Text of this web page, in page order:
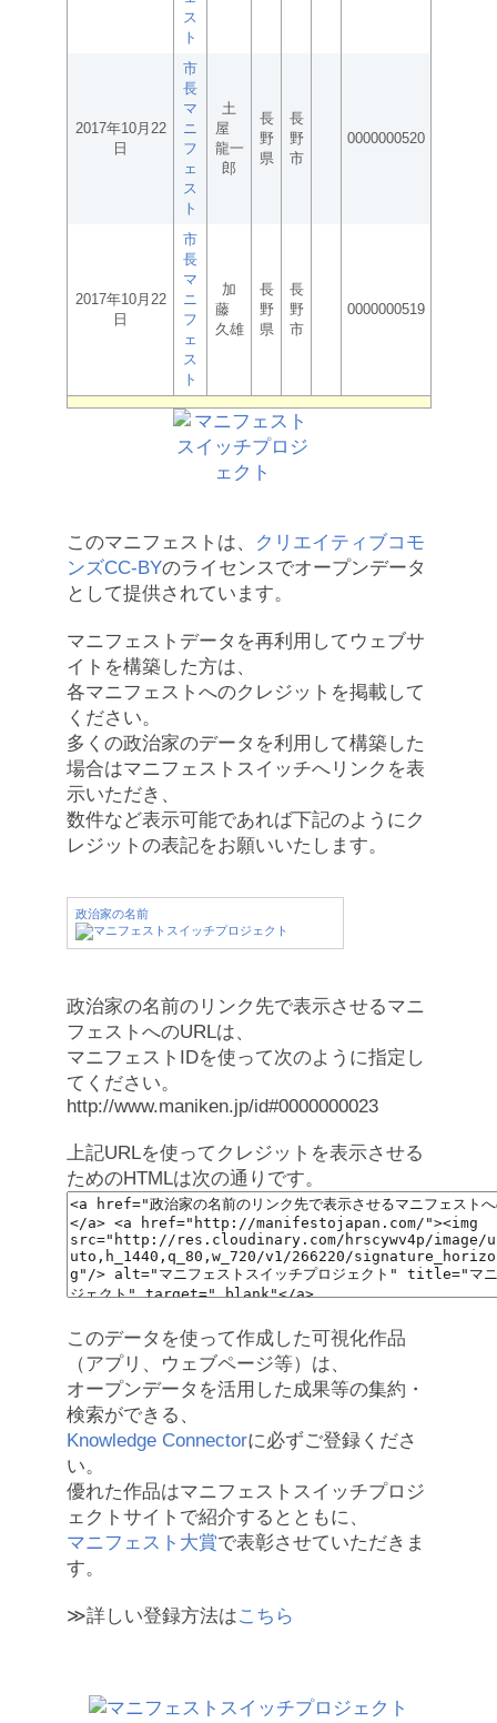
ス
ト
2017年10月22
日
市
長
マ
ニ
フ
ェ
ス
ト
土
屋
龍一
郎
長
野
県
長
野
市
0000000520
2017年10月22
日
市
長
マ
ニ
フ
ェ
ス
ト
加
藤
久雄
長
野
県
長
野
市
0000000519
このマニフェストは、
クリエイティブコモ
ンズCC-BYのライセンスでオープンデータ
として提供されています。
マニフェストデータを再利用してウェブサ
イトを構築した方は、
各マニフェストへのクレジットを掲載して
ください。
多くの政治家のデータを利用して構築した
場合はマニフェストスイッチへリンクを表
示いただき、
数件など表示可能であれば下記のようにク
レジットの表記をお願いいたします。
政治家の名前
政治家の名前のリンク先で表示させるマニ
フェストへのURLは、
マニフェストIDを使って次のように指定し
てください。
http://www.maniken.jp/id#0000000023
上記URLを使ってクレジットを表示させる
ためのHTMLは次の通りです。
このデータを使って作成した可視化作品
（アプリ、ウェブページ等）は、
オープンデータを活用した成果等の集約・
検索ができる、
Knowledge Connectorに必ずご登録くださ
い。
優れた作品はマニフェストスイッチプロジ
ェクトサイトで紹介するとともに、
マニフェスト大賞で表彰させていただきま
す。
≫詳しい登録方法はこちら